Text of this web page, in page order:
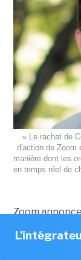
Zoom
« Le rachat de
d'action de Zoom
manière dont les
en temps réel de
Zoom
acquérir
boostée à
centraliser